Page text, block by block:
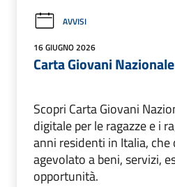
AVVISI
16 GIUGNO 2026
Carta Giovani Nazionale
Scopri Carta Giovani
digitale per le ragazze e i
anni residenti in Italia, che
agevolato a beni, servizi,
opportunità.